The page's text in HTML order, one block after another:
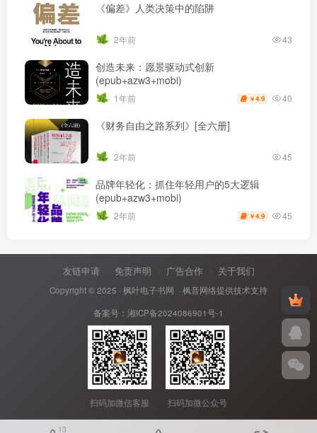
《偏差》人类决策中的陷阱
2年前 43
创造未来：愿景驱动式创新
(epub+azw3+mobi)
1年前 ￥4.9 40
《财务自由之路系列》[全六册]
2年前 45
品牌年轻化：抓住年轻用户的5大逻辑
(epub+azw3+mobi)
2年前 ￥4.9 45
友链申请 免责声明 广告合作 关于我们
Copyright © 2025 · 枫叶电子书网 · 枫音网络提供技术支持
备案号： 湘ICP备2024086901号-1
扫码加微信客服 扫码加微公众号
13